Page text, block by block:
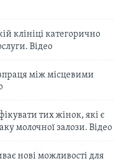
клініці категорично
Відео
між місцевими
тих жінок, які є
молочної залози. Відео
нові можливості для